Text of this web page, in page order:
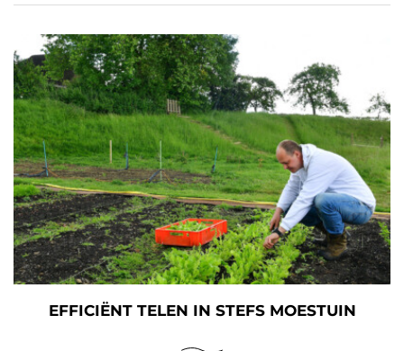
EFFICIËNT TELEN IN STEFS MOESTUIN